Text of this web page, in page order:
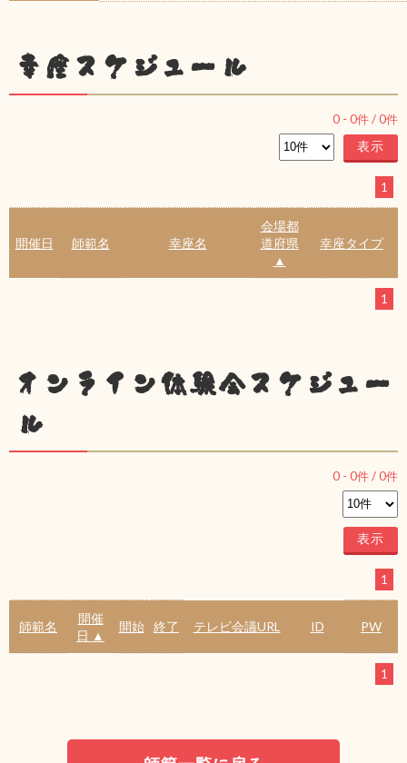
幸座スケジュール
0 - 0件 /0件
1
開催日 師範名 幸座名
会場都
道府県
▲
幸座タイプ
1
オンライン体験会スケジュー
ル
0 - 0件 /0件
1
師範名
開催
日 ▲
開始 終了 テレビ会議URL ID PW
1